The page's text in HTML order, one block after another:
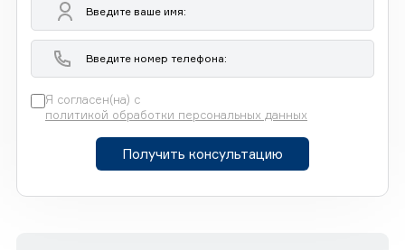
Я согласен(на) с
политикой обработки персональных данных
Получить консультацию